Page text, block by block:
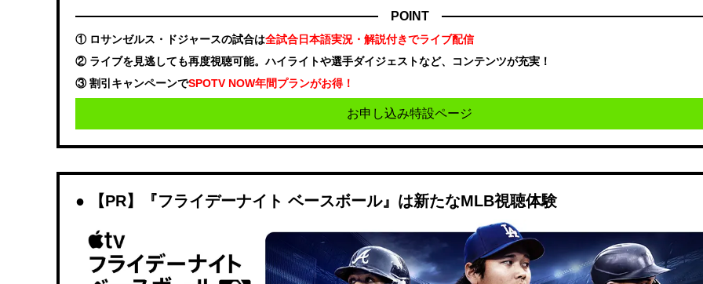
POINT
① ロサンゼルス・ドジャースの試合は全試合日本語実況・解説付きでライブ配信
② ライブを見逃しても再度視聴可能。ハイライトや選手ダイジェストなど、コンテンツが充実！
③ 割引キャンペーンでSPOTV NOW年間プランがお得！
お申し込み特設ページ
【PR】『フライデーナイト ベースボール』は新たなMLB視聴体験